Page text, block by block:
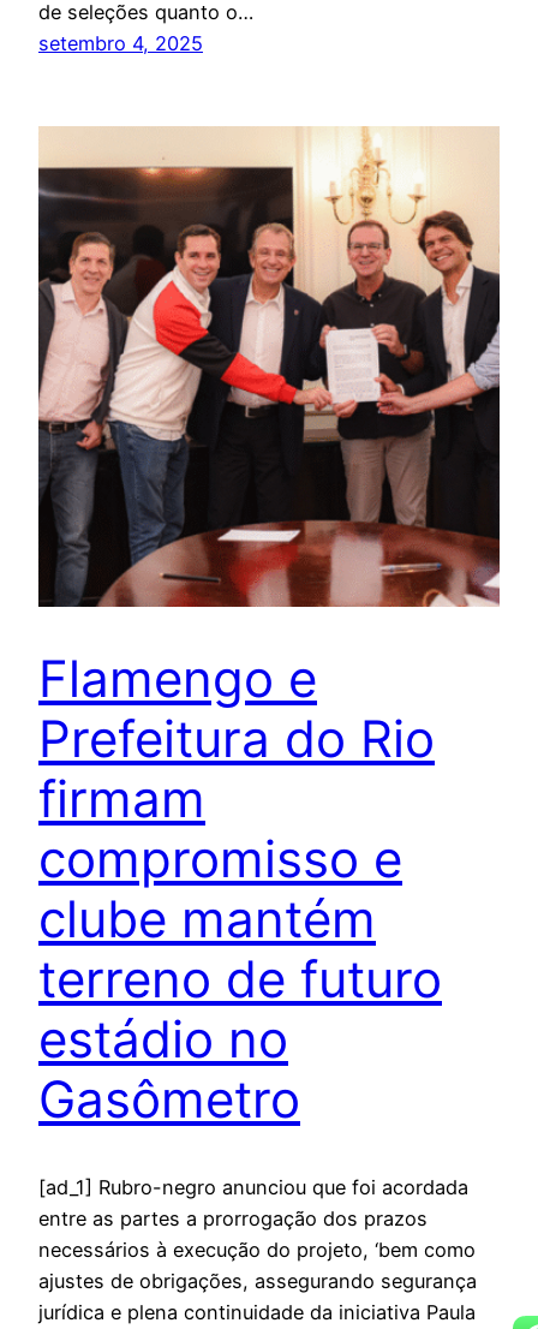
de seleções quanto o…
setembro 4, 2025
Flamengo e
Prefeitura do Rio
firmam
compromisso e
clube mantém
terreno de futuro
estádio no
Gasômetro
[ad_1] Rubro-negro anunciou que foi acordada
entre as partes a prorrogação dos prazos
necessários à execução do projeto, ‘bem como
ajustes de obrigações, assegurando segurança
jurídica e plena continuidade da iniciativa Paula